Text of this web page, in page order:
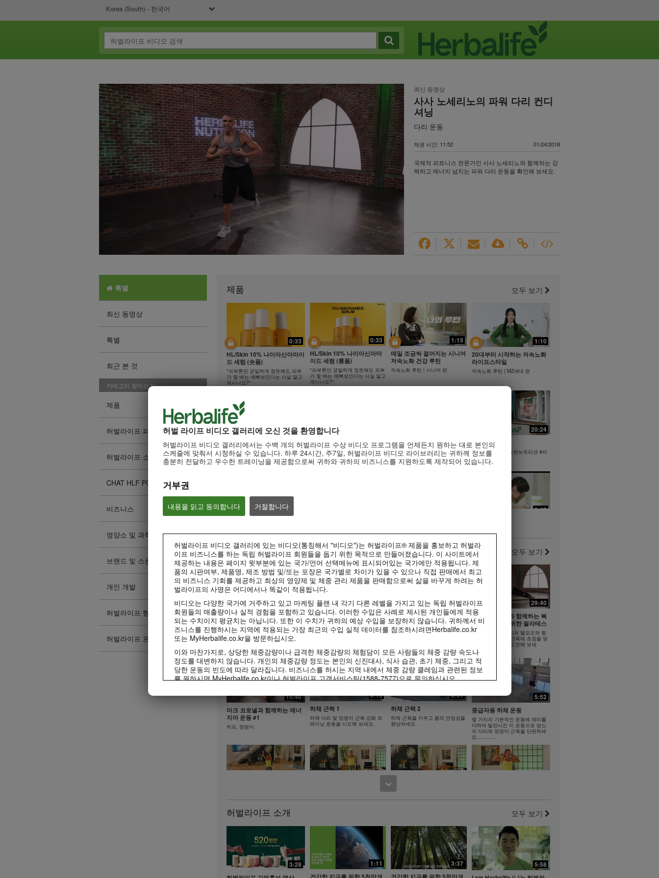
Korea (South) - 한국어
허벌 라이프 비디오 갤러리에 오신 것을 환영합니다
허벌라이프 비디오 갤러리에서는 수백 개의 허벌라이프 수상 비디오 프로그램을 언제든지 원하는 대로 본인의
스케줄에 맞춰서 시청하실 수 있습니다. 하루 24시간, 주7일, 허벌라이프 비디오 라이브러리는 귀하께 정보를
충분히 전달하고 우수한 트레이닝을 제공함으로써 귀하와 귀하의 비즈니스를 지원하도록 제작되어 있습니다.
거부권
내용을 읽고 동의합니다 거절합니다
허벌라이프 비디오 갤러리에 있는 비디오(통칭해서 "비디오")는 허벌라이프® 제품을 홍보하고 허벌라
이프 비즈니스를 하는 독립 허벌라이프 회원들을 돕기 위한 목적으로 만들어졌습니다. 이 사이트에서
제공하는 내용은 페이지 윗부분에 있는 국가/언어 선택메뉴에 표시되어있는 국가에만 적용됩니다. 제
품의 시판여부, 제품명, 제조 방법 및/또는 포장은 국가별로 차이가 있을 수 있으나 직접 판매에서 최고
의 비즈니스 기회를 제공하고 최상의 영양제 및 체중 관리 제품을 판매함으로써 삶을 바꾸게 하려는 허
벌라이프의 사명은 어디에서나 똑같이 적용됩니다.
비디오는 다양한 국가에 거주하고 있고 마케팅 플랜 내 각기 다른 레벨을 가지고 있는 독립 허벌라이프
회원들의 매출량이나 실적 경험을 포함하고 있습니다. 이러한 수입은 사례로 제시된 개인들에게 적용
되는 수치이지 평균치는 아닙니다. 또한 이 수치가 귀하의 예상 수입을 보장하지 않습니다. 귀하께서 비
즈니스를 진행하시는 지역에 적용되는 가장 최근의 수입 실적 데이터를 참조하시려면Herbalife.co.kr
또는 MyHerbalife.co.kr을 방문하십시오.
이와 마찬가지로, 상당한 체중감량이나 급격한 체중감량의 체험담이 모든 사람들의 체중 감량 속도나
정도를 대변하지 않습니다. 개인의 체중감량 정도는 본인의 신진대사, 식사 습관, 초기 체중, 그리고 적
당한 운동의 빈도에 따라 달라집니다. 비즈니스를 하시는 지역 내에서 체중 감량 클레임과 관련된 정보
를 원하시면 MyHerbalife.co.kr이나 허벌라이프 고객서비스팀(1588-7577)으로 문의하십시오.
제품은 오직 통제된 식사의 일부로써 체중 감량과 체중 조절을 지원할 수 있습니다. 비록 특정 허벌라이
프® 제품은 일부 일상적인 식사를 대체하기에 적합할 수 있으나, 개인의 모든 식사를 대체해서는 안되
며, 매일 최소한 한 번의 적절한 식사가 보충되어야 합니다.
비디오는 Herbalife International of America, Inc.에서 소유하고 운영하고 있는 허벌라이프 비디오 갤러
리를 통해서만 이용 가능합니다. 귀하께서는 비디오를 시청하실 수 있으며, 비디오가 다운로드 가능한
경우에는 허벌라이프 비즈니스 또는 허벌라이프® 제품을 홍보할 목적으로만 비디오 전체를 복제하고
배포할 수 있습니다. 그러나, 귀하께서는 비디오를 복제하고 배포하는 과정에서 금전적인 거래를 해서
는 안됩니다. Herbalife International of America, Inc.의 명시된 서면 동의 없이 비디오에 포함되어있는
영상, 음성, 설명 및 이야기를 사용하는 것은 엄격히 금지됩니다. 허벌라이프는 언제든지 귀하의 비디오
최신 동영상
사사 노세리노의 파워 다리 컨디
셔닝
다리 운동
재생 시간: 11:52 01/24/2018
국제적 피트니스 전문가인 사사 노세리노와 함께하는 강
력하고 에너지 넘치는 파워 다리 운동을 확인해 보세요.
특별
최신 동영상
특별
최근 본 것
카테고리 찾아보기
제품
허벌라이프 피트니스
허벌라이프 소개
CHAT HLF PODCAST
비즈니스
영양소 및 과학
브랜드 및 스폰서십
개인 개발
허벌라이프 행사
허벌라이프 프로모션
제품 모두 보기
0:33
HL/Skin 10% 나이아신아마이
드 세럼 (숏폼)
"피부톤만 균일하게 정돈해도 피부
가 몇 배는 예뻐보인다는 사실 알고
계시나요?"
0:33
HL/Skin 10% 나이아신아마
이드 세럼 (롱폼)
"피부톤만 균일하게 정돈해도 피부
가 몇 배는 예뻐보인다는 사실 알고
계시나요?"
1:15
매일 조금씩 젊어지는 시니어
저속노화 건강 루틴
저속노화 루틴 | 시니어 편
1:10
20대부터 시작하는 저속노화
라이프스타일
저속노화 루틴 | MZ세대 편
21:35
탁월함의 중심
탁월함의 중심 #허벌라이프 #제품
력
맛있게 먹으면서 다이어트하
기
맛있게 먹으면서 다이어트하기 #키
토산 #셀유로쓰 #리프트오프
베케이션 & 명절을 준비하는
자세
베케이션 & 명절을 준비하는 자세
#장건강 #알로에 #유산균
20:24
빠를수록 좋은!
빠를수록 좋은! #뉴런뉴트리션 #비
타민B
연령에 상관없이 누구에게나 필요한
헬시에이징.
| 건강한 라이프스타일
바쁜 일상에 빼놓을 수 없는 균형잡
힌 영양과 다이어트.
파트너 | 건강한 라이프스타
일
고강도 운동에 도움을 주는 피트니
스 파트너
0:42
가족이 만들어나가는 건강한 식습관
1:03
Formula 1 Story | 모두가 함
께 즐기는 건강한 라이프스타
일
맛과 영양, 다이어트와 퍼포먼스, 헬
시에이징까지!
19:21
배부르게 다이어트!
배부르게 다이어트 #수분 #혈당 #
포만감
13:58
면역력 높이는 습관
면역력 높이는 습관 #좋은균 #알로
에 #에피코르
17:24
고혈당 잡는 습관
고혈당 잡는 습관 #건강한 식사 #식
이섬유
14:29
저속노화
저속노화 #건강한 식사 #피크노웍
스
피로 관리 에너지 관리
처음같은 에너지가 필요해 #비타민
B #단백질
혈당건강 관리
천천히가 더 좋아 #혈당 #식이섬유
#키토산
2:28
홍삼 진센 겔 - 쇼츠 홍보 영상
1~5 합본
홍삼 진센 겔 - 쇼츠 홍보 영상 1~5
합본
허벌라이프 피트니스 모두 보기
12:49
사라 헤일리와 함께하는 출산
후 운동 #4
다리, 히프, 엉덩이 근육의 안정성과
근력 강화를 위한 출산후 운동
10:58
마크 코로넬과 함께하는 에너
지아 운동 #4
스쿼트와 다리 운동.
11:52
사사 노세리노의 파워 다리
컨디셔닝
이 다리 운동을 즐기세요.
29:40
제니퍼 델포조와 함께하는 복
근과 엉덩이를 위한 필라테스
필라테스 강사 제니퍼 델포조와 함
께 복근과 엉덩이 근육에 초점을 맞
춘 이 필라테스에 도전해 보세
요...................
15:40
마크 코로넬과 함께하는 에너
지아 운동 #1
히프, 엉덩이
8:15
하체 근력 1
하체 다리 및 엉덩이 근육 강화 트
레이닝 운동을 시도해 보세요.
8:31
하체 근력 2
하체 근육을 키우고 몸의 안정성을
향상하세요.
5:52
중급자용 하체 운동
몇 가지의 기본적인 운동에 재미를
더하여 발전시킨 이 운동으로 당신
의 다리와 엉덩이 근육을 단련하세
요.............
심박수를 높게 유지해 줍니다.
엑스트라
도전적인 인터벌식 하체 운동을 즐
3:23
6:46
7:44
6:48
허벌라이프 소개 모두 보기
3:28
1:11
3:37
5:58